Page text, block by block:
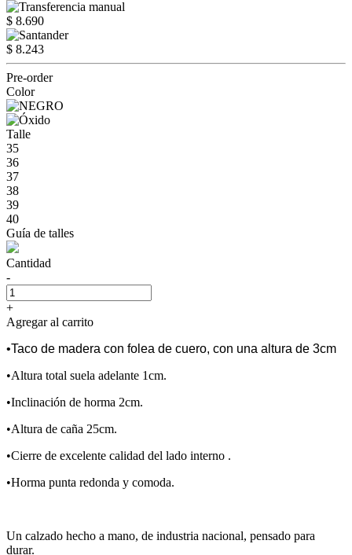
$ 8.690
$ 8.243
Pre-order
Color
Talle
35
36
37
38
39
40
Guía de talles
Cantidad
-
+
Agregar al carrito
•Taco de madera con folea de cuero, con una altura de 3cm
•Altura total suela adelante 1cm.
•Inclinación de horma 2cm.
•Altura de caña 25cm.
•Cierre de excelente calidad del lado interno .
•Horma punta redonda y comoda.
Un calzado hecho a mano, de industria nacional, pensado para
durar.